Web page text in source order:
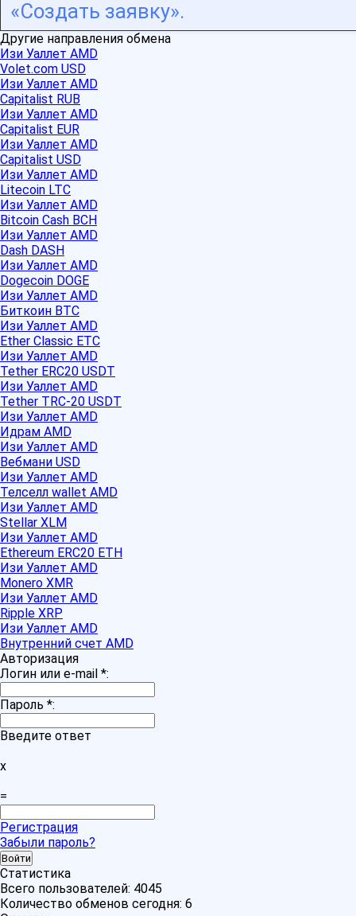
«Создать заявку».
Другие направления обмена
Изи Уаллет AMD
Volet.com USD
Изи Уаллет AMD
Capitalist RUB
Изи Уаллет AMD
Capitalist EUR
Изи Уаллет AMD
Capitalist USD
Изи Уаллет AMD
Litecoin LTC
Изи Уаллет AMD
Bitcoin Cash BCH
Изи Уаллет AMD
Dash DASH
Изи Уаллет AMD
Dogecoin DOGE
Изи Уаллет AMD
Биткоин BTC
Изи Уаллет AMD
Ether Classic ETC
Изи Уаллет AMD
Tether ERC20 USDT
Изи Уаллет AMD
Tether TRC-20 USDT
Изи Уаллет AMD
Идрам AMD
Изи Уаллет AMD
Вебмани USD
Изи Уаллет AMD
Телселл wallet AMD
Изи Уаллет AMD
Stellar XLM
Изи Уаллет AMD
Ethereum ERC20 ETH
Изи Уаллет AMD
Monero XMR
Изи Уаллет AMD
Ripple XRP
Изи Уаллет AMD
Внутренний счет AMD
Авторизация
Логин или e-mail *:
Пароль *:
Введите ответ
x
=
Регистрация
Забыли пароль?
Статистика
Всего пользователей: 4045
Количество обменов сегодня: 6